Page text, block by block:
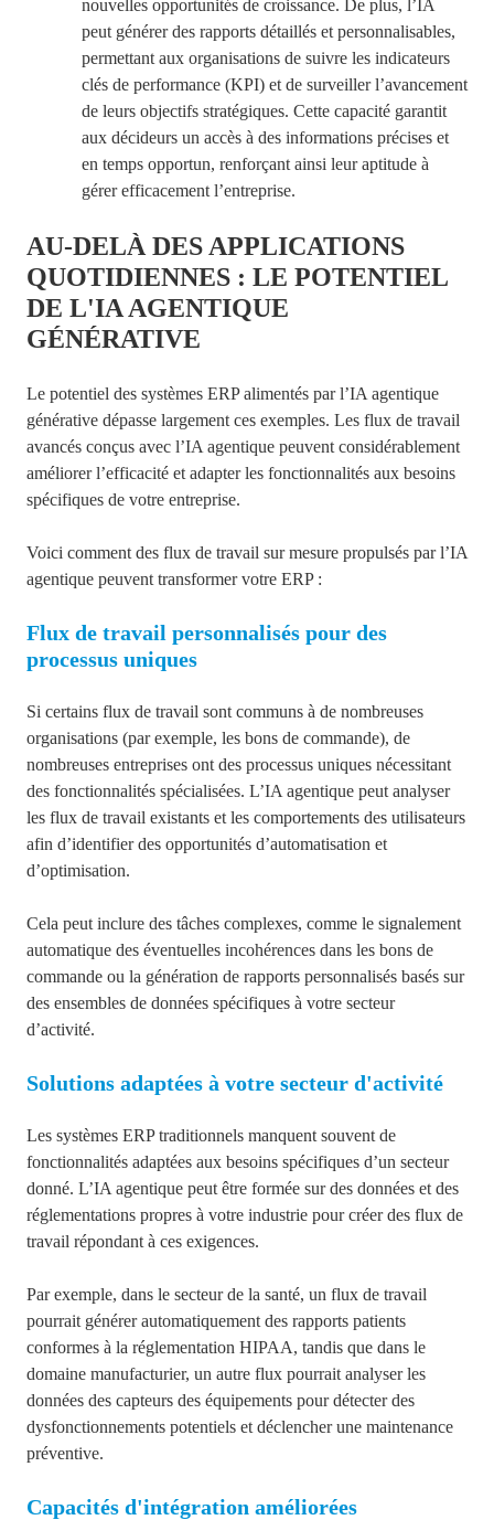
nouvelles opportunités de croissance. De plus, l’IA
peut générer des rapports détaillés et personnalisables,
permettant aux organisations de suivre les indicateurs
clés de performance (KPI) et de surveiller l’avancement
de leurs objectifs stratégiques. Cette capacité garantit
aux décideurs un accès à des informations précises et
en temps opportun, renforçant ainsi leur aptitude à
gérer efficacement l’entreprise.
AU-DELÀ DES APPLICATIONS
QUOTIDIENNES : LE POTENTIEL
DE L'IA AGENTIQUE
GÉNÉRATIVE
Le potentiel des systèmes ERP alimentés par l’IA agentique
générative dépasse largement ces exemples. Les flux de travail
avancés conçus avec l’IA agentique peuvent considérablement
améliorer l’efficacité et adapter les fonctionnalités aux besoins
spécifiques de votre entreprise.
Voici comment des flux de travail sur mesure propulsés par l’IA
agentique peuvent transformer votre ERP :
Flux de travail personnalisés pour des
processus uniques
Si certains flux de travail sont communs à de nombreuses
organisations (par exemple, les bons de commande), de
nombreuses entreprises ont des processus uniques nécessitant
des fonctionnalités spécialisées. L’IA agentique peut analyser
les flux de travail existants et les comportements des utilisateurs
afin d’identifier des opportunités d’automatisation et
d’optimisation.
Cela peut inclure des tâches complexes, comme le signalement
automatique des éventuelles incohérences dans les bons de
commande ou la génération de rapports personnalisés basés sur
des ensembles de données spécifiques à votre secteur
d’activité.
Solutions adaptées à votre secteur d'activité
Les systèmes ERPtraditionnels manquent souvent de
fonctionnalités adaptées aux besoins spécifiques d’un secteur
donné. L’IA agentique peut être formée sur des données et des
réglementations propres à votre industrie pour créer des flux de
travail répondant à ces exigences.
Par exemple, dans le secteur de la santé, un flux de travail
pourrait générer automatiquement des rapports patients
conformes à la réglementation HIPAA, tandis que dans le
domaine manufacturier, un autre flux pourrait analyser les
données des capteurs des équipements pour détecter des
dysfonctionnements potentiels et déclencher une maintenance
préventive.
Capacités d'intégration améliorées